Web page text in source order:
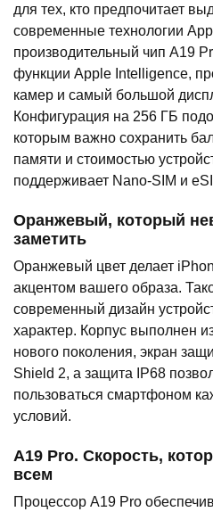
для тех, кто предпочитает
современные технологии
производительный чип A19
функции Apple Intelligence,
камер и самый большой
Конфигурация на 256 ГБ
которым важно сохранить
памяти и стоимостью
поддерживает Nano-SIM и
Оранжевый, который
заметить
Оранжевый цвет делает
акцентом вашего образа.
современный дизайн
характер. Корпус выполнен
нового поколения, экран
Shield 2, а защита IP68
пользоваться смартфоном
условий.
A19 Pro. Скорость,
всем
Процессор A19 Pro